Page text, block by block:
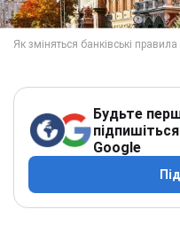
Будьте
Google